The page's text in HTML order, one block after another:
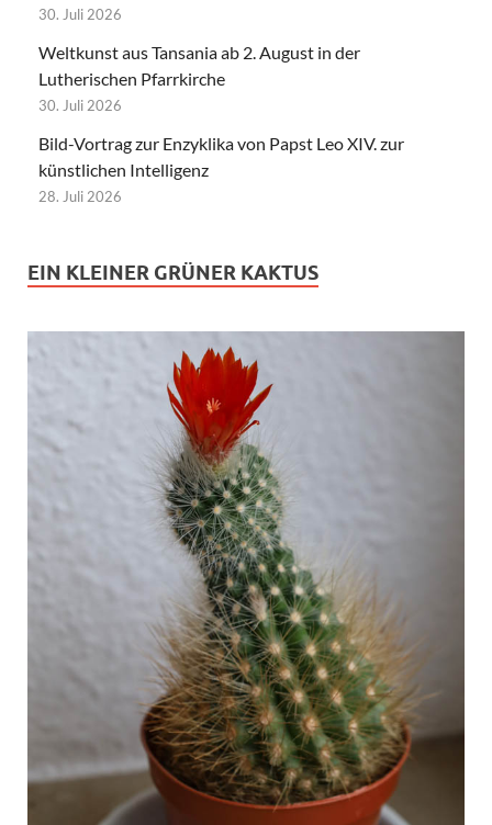
30. Juli 2026
Weltkunst aus Tansania ab 2. August in der
Lutherischen Pfarrkirche
30. Juli 2026
Bild-Vortrag zur Enzyklika von Papst Leo XIV. zur
künstlichen Intelligenz
28. Juli 2026
EIN KLEINER GRÜNER KAKTUS